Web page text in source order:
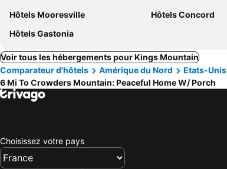
Hôtels Mooresville
Hôtels Concord
Hôtels Gastonia
Voir tous les hébergements pour Kings Mountain
Comparateur d'hôtels
Amérique du Nord Etats-Unis
6 Mi To Crowders Mountain: Peaceful Home W/ Porch
Choisissez votre pays